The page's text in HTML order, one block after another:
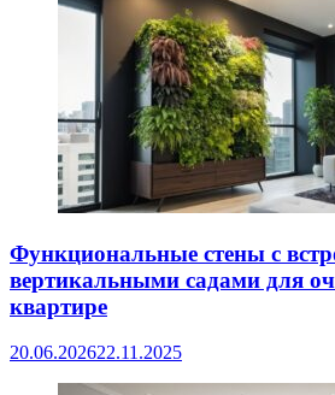
Функциональные стены с
вертикальными садами для
квартире
20.06.202622.11.2025